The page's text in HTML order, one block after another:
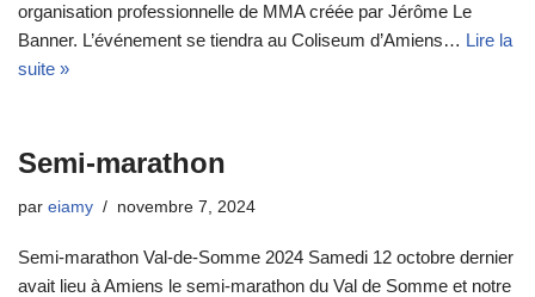
organisation professionnelle de MMA créée par Jérôme Le
Banner. L’événement se tiendra au Coliseum d’Amiens… Lire la
suite »
Semi-marathon
par eiamy novembre 7, 2024
Semi-marathon Val-de-Somme 2024 Samedi 12 octobre dernier
avait lieu à Amiens le semi-marathon du Val de Somme et notre